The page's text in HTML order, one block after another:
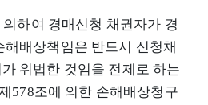
하여 경매신청 채권자가 경
배상책임은 반드시 신청채
위법한 것임을 전제로 하는
578조에 의한 손해배상청구